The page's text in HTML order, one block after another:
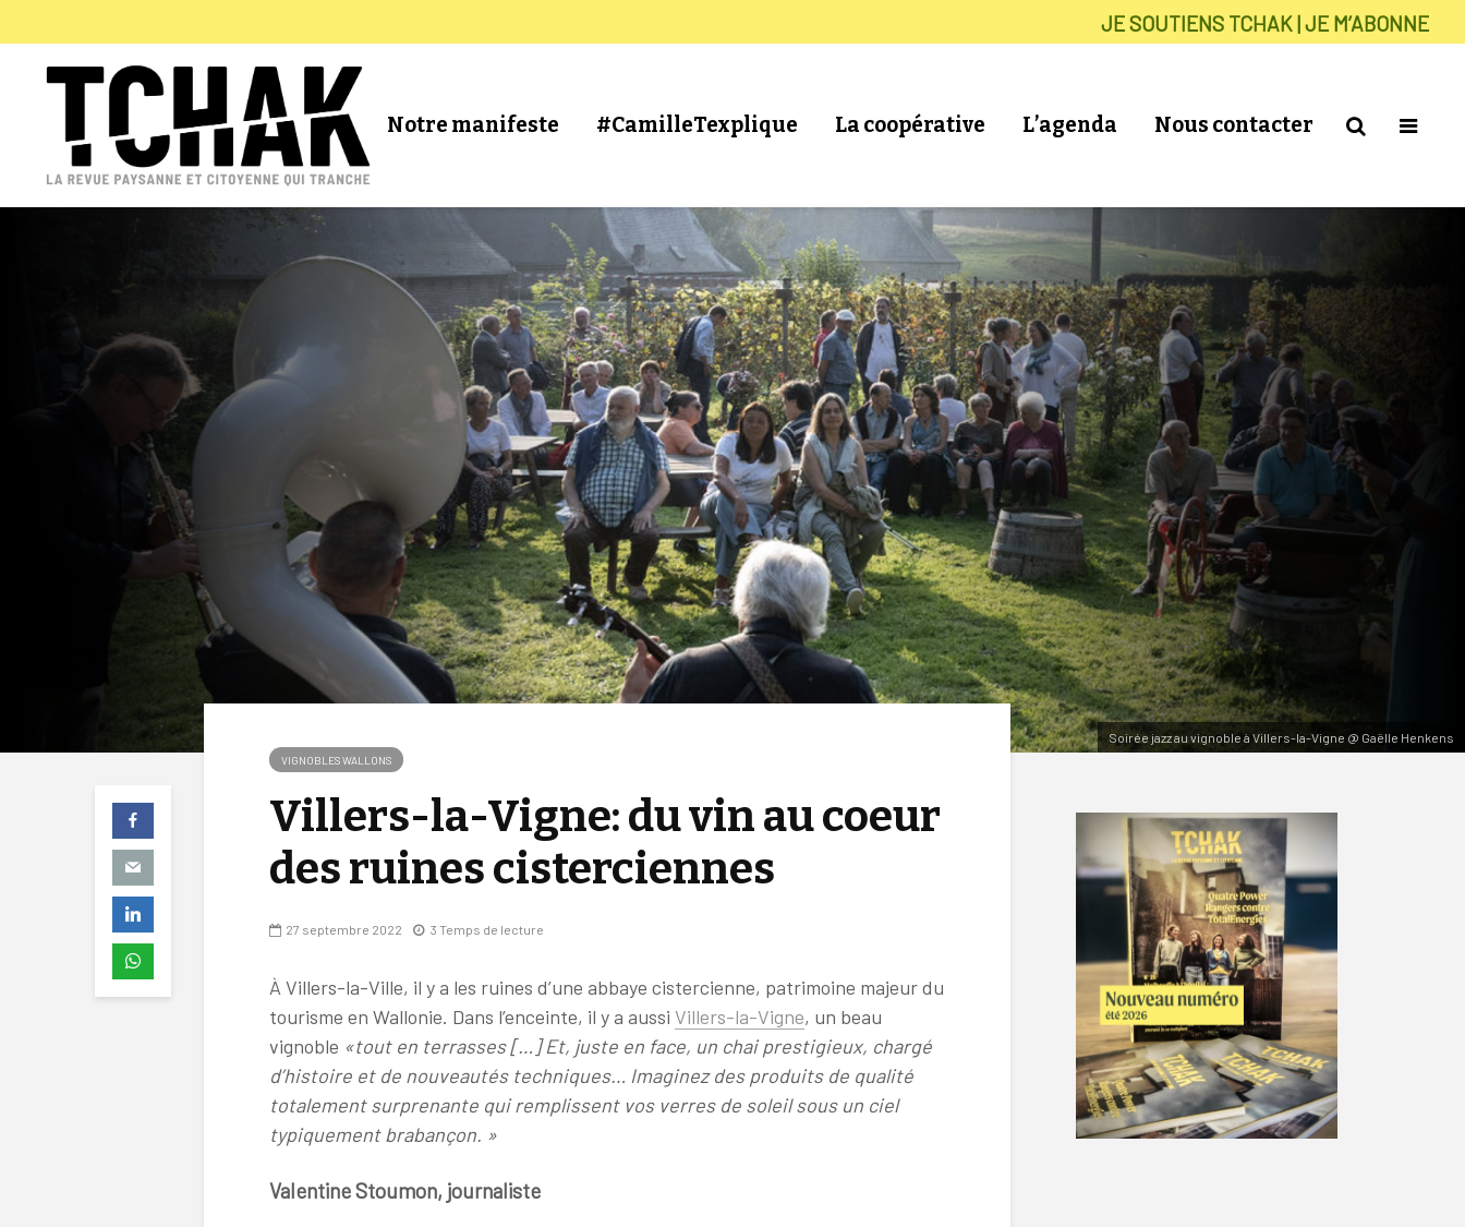
JE SOUTIENS TCHAK | JE M’ABONNE
Notre manifeste #CamilleTexplique La coopérative L’agenda Nous contacter
Soirée jazz au vignoble à Villers-la-Vigne @ Gaëlle Henkens
VIGNOBLES WALLONS
Villers-la-Vigne: du vin au coeur
des ruines cisterciennes
27 septembre 2022 3 Temps de lecture
À Villers-la-Ville, il y a les ruines d’une abbaye cistercienne, patrimoine majeur du
tourisme en Wallonie. Dans l’enceinte, il y a aussi Villers-la-Vigne, un beau
vignoble «tout en terrasses […] Et, juste en face, un chai prestigieux, chargé
d’histoire et de nouveautés techniques… Imaginez des produits de qualité
totalement surprenante qui remplissent vos verres de soleil sous un ciel
typiquement brabançon. »
Valentine Stoumon, journaliste